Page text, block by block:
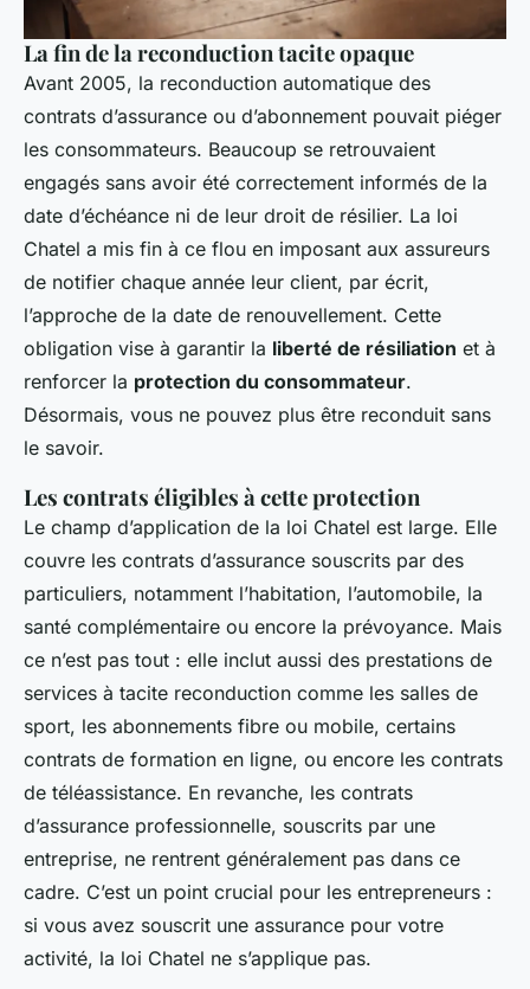
La fin de la reconduction tacite opaque
Avant 2005, la reconduction automatique des
contrats d’assurance ou d’abonnement pouvait piéger
les consommateurs. Beaucoup se retrouvaient
engagés sans avoir été correctement informés de la
date d’échéance ni de leur droit de résilier. La loi
Chatel a mis fin à ce flou en imposant aux assureurs
de notifier chaque année leur client, par écrit,
l’approche de la date de renouvellement. Cette
obligation vise à garantir la liberté de résiliation et à
renforcer la protection du consommateur.
Désormais, vous ne pouvez plus être reconduit sans
le savoir.
Les contrats éligibles à cette protection
Le champ d’application de la loi Chatel est large. Elle
couvre les contrats d’assurance souscrits par des
particuliers, notamment l’habitation, l’automobile, la
santé complémentaire ou encore la prévoyance. Mais
ce n’est pas tout : elle inclut aussi des prestations de
services à tacite reconduction comme les salles de
sport, les abonnements fibre ou mobile, certains
contrats de formation en ligne, ou encore les contrats
de téléassistance. En revanche, les contrats
d’assurance professionnelle, souscrits par une
entreprise, ne rentrent généralement pas dans ce
cadre. C’est un point crucial pour les entrepreneurs :
si vous avez souscrit une assurance pour votre
activité, la loi Chatel ne s’applique pas.